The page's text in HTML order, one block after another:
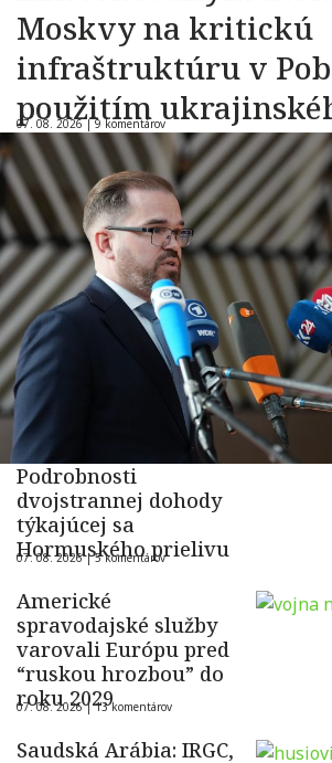
Moskvy na kritickú
infraštruktúru v
použitím
07. 08. 2026 |9 komentárov
Podrobnosti
dvojstrannej dohody
týkajúcej sa
Hormuského prielivu
07. 08. 2026 |5 komentárov
Americké
spravodajské služby
varovali Európu pred
“ruskou hrozbou” do
roku 2029
07. 08. 2026 |13 komentárov
Saudská Arábia: IRGC,